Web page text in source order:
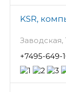
KSR,
Заводская,
+7495-649-